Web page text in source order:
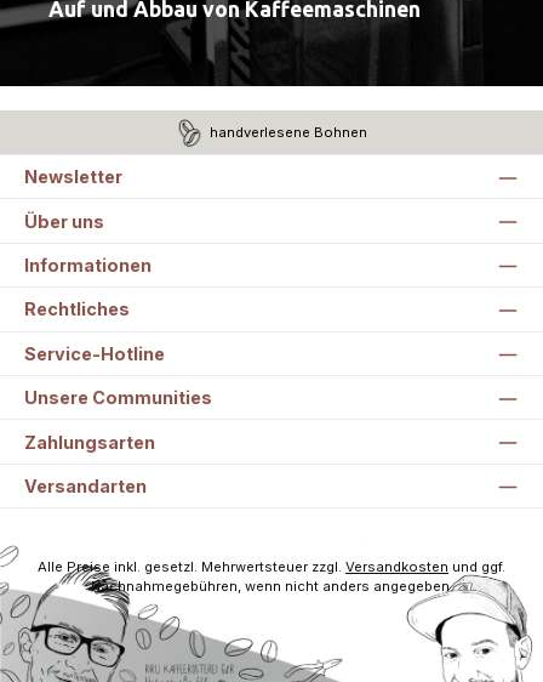
Auf und Abbau von Kaffeemaschinen
handverlesene Bohnen
Newsletter
Über uns
Informationen
Rechtliches
Service-Hotline
Unsere Communities
Zahlungsarten
Versandarten
Alle Preise inkl. gesetzl. Mehrwertsteuer zzgl. Versandkosten und ggf.
Nachnahmegebühren, wenn nicht anders angegeben.